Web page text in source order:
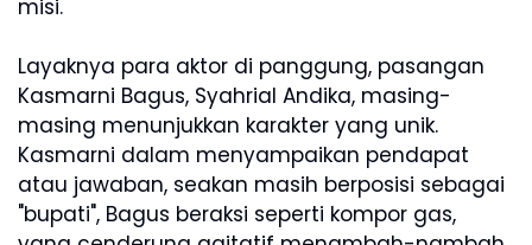
misi.
Layaknya para aktor di panggung, pasangan
Kasmarni Bagus, Syahrial Andika, masing-
masing menunjukkan karakter yang unik.
Kasmarni dalam menyampaikan pendapat
atau jawaban, seakan masih berposisi sebagai
"bupati", Bagus beraksi seperti kompor gas,